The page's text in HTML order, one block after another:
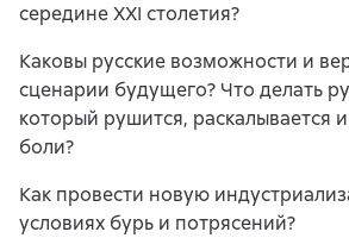
середине XXI столетия?
Каковы русские возможности и
сценарии будущего? Что делать
который рушится, раскалывается
боли?
Как провести новую
условиях бурь и потрясений?